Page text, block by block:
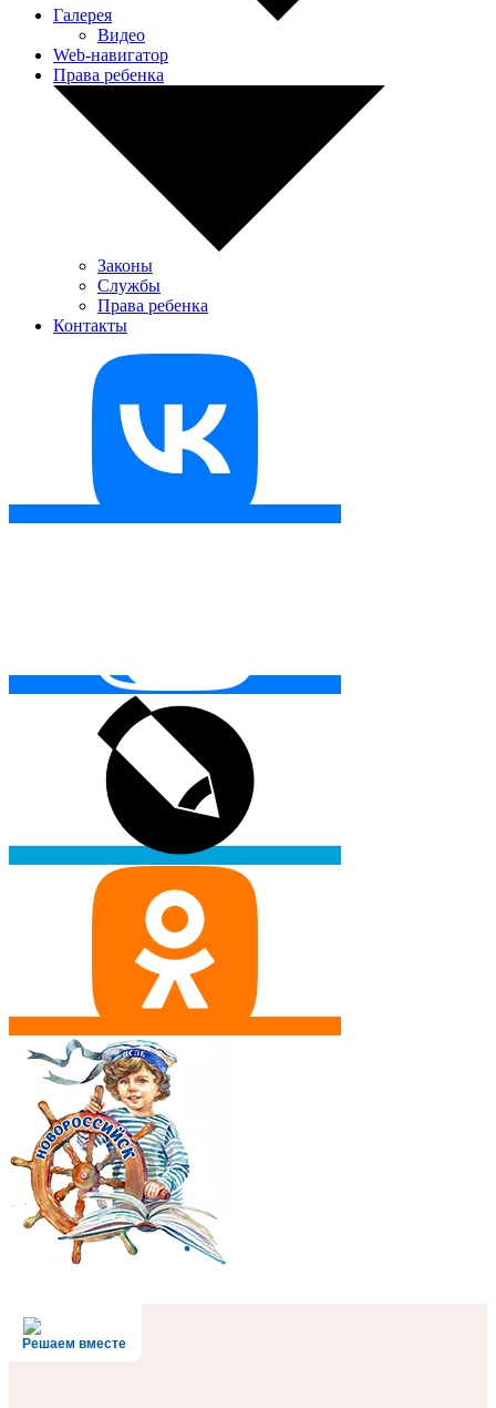
Галерея
Видео
Web-навигатор
Права ребенка
Законы
Службы
Права ребенка
Контакты
Решаем вместе